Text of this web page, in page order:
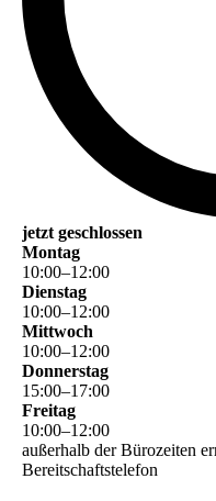
jetzt geschlossen
Montag
10:00–12:00
Dienstag
10:00–12:00
Mittwoch
10:00–12:00
Donnerstag
15:00–17:00
Freitag
10:00–12:00
außerhalb der Bürozeiten
Bereitschaftstelefon